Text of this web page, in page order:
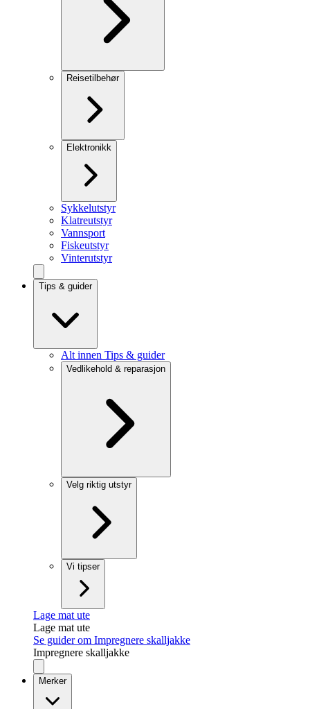
Reisetilbehør
Elektronikk
Sykkelutstyr
Klatreutstyr
Vannsport
Fiskeutstyr
Vinterutstyr
Tips & guider
Alt innen Tips & guider
Vedlikehold & reparasjon
Velg riktig utstyr
Vi tipser
Lage mat ute
Lage mat ute
Se guider om Impregnere skalljakke
Impregnere skalljakke
Merker